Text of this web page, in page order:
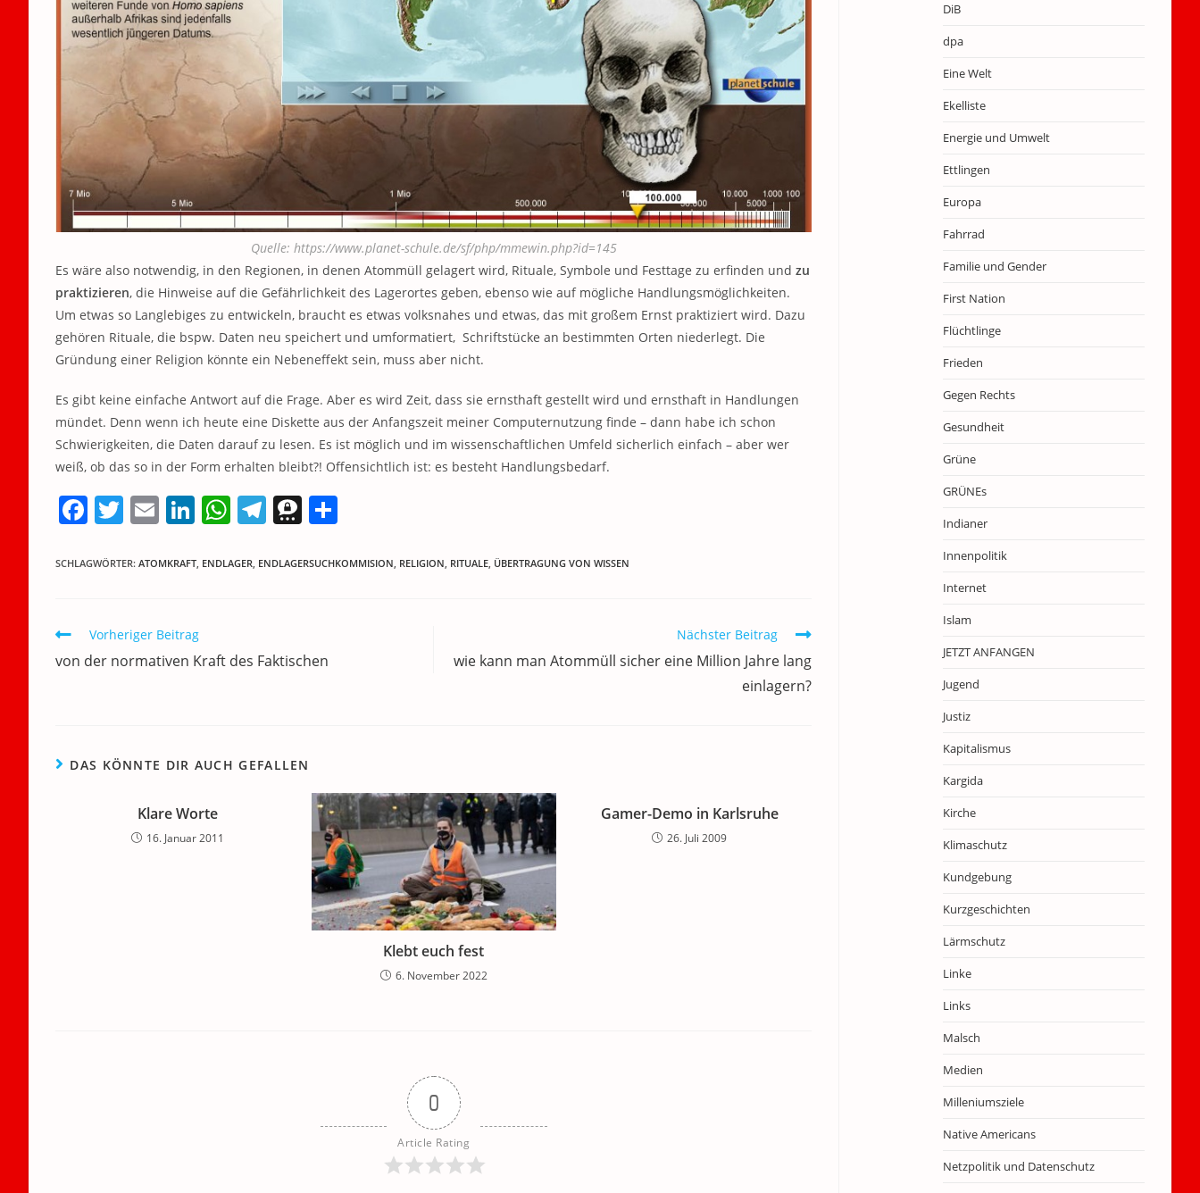
Quelle: https://www.planet-schule.de/sf/php/mmewin.php?id=145
Es wäre also notwendig, in den Regionen, in denen Atommüll gelagert wird, Rituale, Symbole und Festtage zu erfinden und zu
praktizieren, die Hinweise auf die Gefährlichkeit des Lagerortes geben, ebenso wie auf mögliche Handlungsmöglichkeiten.
Um etwas so Langlebiges zu entwickeln, braucht es etwas volksnahes und etwas, das mit großem Ernst praktiziert wird. Dazu
gehören Rituale, die bspw. Daten neu speichert und umformatiert, Schriftstücke an bestimmten Orten niederlegt. Die
Gründung einer Religion könnte ein Nebeneffekt sein, muss aber nicht.
Es gibt keine einfache Antwort auf die Frage. Aber es wird Zeit, dass sie ernsthaft gestellt wird und ernsthaft in Handlungen
mündet. Denn wenn ich heute eine Diskette aus der Anfangszeit meiner Computernutzung finde – dann habe ich schon
Schwierigkeiten, die Daten darauf zu lesen. Es ist möglich und im wissenschaftlichen Umfeld sicherlich einfach – aber wer
weiß, ob das so in der Form erhalten bleibt?! Offensichtlich ist: es besteht Handlungsbedarf.
F
c
b
o
T
itt
E
ai
Li
k
dI
n
W
at
p
T
e
m
T
re
a
le
SCHLAGWÖRTER: ATOMKRAFT ENDLAGER ENDLAGERSUCHKOMMISION RELIGION RITUALE ÜBERTRAGUNG VON WISSEN
Weitere
ansehen
Vorheriger Beitrag
von der normativen Kraft des Faktischen
Nächster Beitrag
wie kann man Atommüll sicher eine Million Jahre lang
einlagern?
DAS KÖNNTE DIR AUCH GEFALLEN
Klare Worte
16. Januar 2011
Klebt euch fest
6. November 2022
Gamer-Demo in Karlsruhe
26. Juli 2009
0
Article Rating
DiB
dpa
Eine Welt
Ekelliste
Energie und Umwelt
Ettlingen
Europa
Fahrrad
Familie und Gender
First Nation
Flüchtlinge
Frieden
Gegen Rechts
Gesundheit
Grüne
GRÜNEs
Indianer
Innenpolitik
Internet
Islam
JETZT ANFANGEN
Jugend
Justiz
Kapitalismus
Kargida
Kirche
Klimaschutz
Kundgebung
Kurzgeschichten
Lärmschutz
Linke
Links
Malsch
Medien
Milleniumsziele
Native Americans
Netzpolitik und Datenschutz